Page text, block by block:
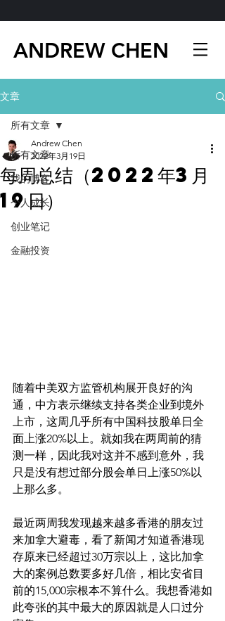
ANDREW CHEN
文章
所有文章
我的博客
个人成长
创业笔记
金融投资
所有文章
每周总结（2022年3月
19日）
Andrew Chen
2022年3月19日
随着中美双方监管机构展开良好的沟
通，中方表示继续支持各类企业到境外
上市，这周几乎所有中国科技股单日全
面上涨20%以上。就如我在两周前的猜
测一样，因此我对这并不感到意外，我
只是没有想过部分股会单日上涨50%以
上那么多。
最近两周我发现越来越多香港的朋友过
来加拿大避毒，看了新闻才知道香港现
存原来已经超过30万宗以上，这比加拿
大的案例总数要多好几倍，相比安省目
前的15,000宗根本不算什么。我想香港如
此夸张的其中最大的原因就是人口过分